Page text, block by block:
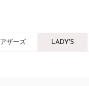
アザーズ LADY'S